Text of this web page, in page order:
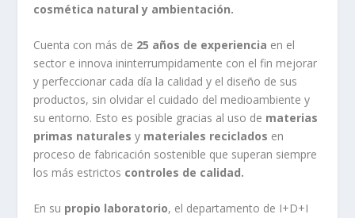
cosmética natural y ambientación.
Cuenta con más de 25 años de experiencia en el
sector e innova ininterrumpidamente con el fin mejorar
y perfeccionar cada día la calidad y el diseño de sus
productos, sin olvidar el cuidado del medioambiente y
su entorno. Esto es posible gracias al uso de materias
primas naturales y materiales reciclados en
proceso de fabricación sostenible que superan siempre
los más estrictos controles de calidad.
En su propio laboratorio, el departamento de I+D+I